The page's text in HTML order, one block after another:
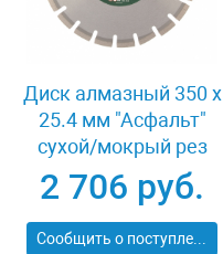
Диск алмазный 350 х
25.4 мм "Асфальт"
сухой/мокрый рез
Сибртех 731013
2 706 руб.
Сообщить о поступлении